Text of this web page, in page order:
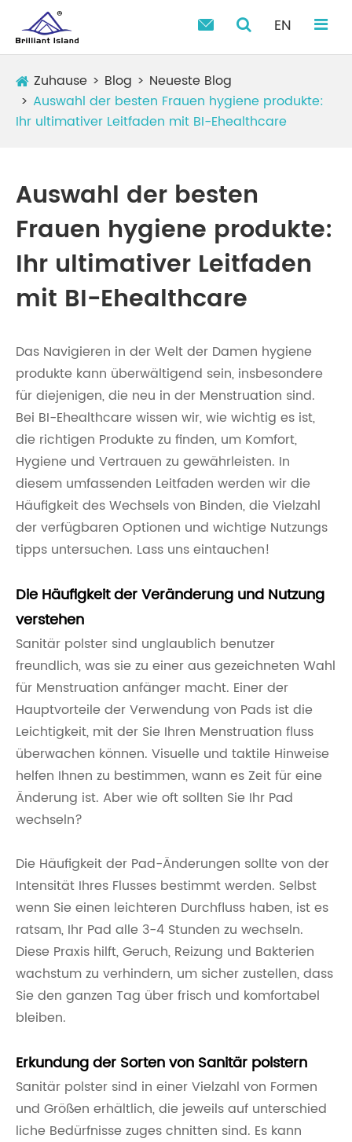
 EN
Zuhause Blog
Neueste Blog
Auswahl der besten Frauen hygiene produkte:
Ihr ultimativer Leitfaden mit BI-Ehealthcare
Auswahl der besten
Frauen hygiene produkte:
Ihr ultimativer Leitfaden
mit BI-Ehealthcare
Das Navigieren in der Welt der Damen hygiene
produkte kann überwältigend sein, insbesondere
für diejenigen, die neu in der Menstruation sind.
Bei BI-Ehealthcare wissen wir, wie wichtig es ist,
die richtigen Produkte zu finden, um Komfort,
Hygiene und Vertrauen zu gewährleisten. In
diesem umfassenden Leitfaden werden wir die
Häufigkeit des Wechsels von Binden, die Vielzahl
der verfügbaren Optionen und wichtige Nutzungs
tipps untersuchen. Lass uns eintauchen!
Die Häufigkeit der Veränderung und Nutzung
verstehen
Sanitär polster sind unglaublich benutzer
freundlich, was sie zu einer aus gezeichneten Wahl
für Menstruation anfänger macht. Einer der
Hauptvorteile der Verwendung von Pads ist die
Leichtigkeit, mit der Sie Ihren Menstruation fluss
überwachen können. Visuelle und taktile Hinweise
helfen Ihnen zu bestimmen, wann es Zeit für eine
Änderung ist. Aber wie oft sollten Sie Ihr Pad
wechseln?
Die Häufigkeit der Pad-Änderungen sollte von der
Intensität Ihres Flusses bestimmt werden. Selbst
wenn Sie einen leichteren Durchfluss haben, ist es
ratsam, Ihr Pad alle 3-4 Stunden zu wechseln.
Diese Praxis hilft, Geruch, Reizung und Bakterien
wachstum zu verhindern, um sicher zustellen, dass
Sie den ganzen Tag über frisch und komfortabel
bleiben.
Erkundung der Sorten von Sanitär polstern
Sanitär polster sind in einer Vielzahl von Formen
und Größen erhältlich, die jeweils auf unterschied
liche Bedürfnisse zuges chnitten sind. Es kann